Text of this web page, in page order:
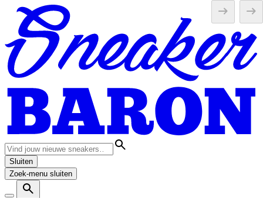
Sluiten
Zoek-menu sluiten